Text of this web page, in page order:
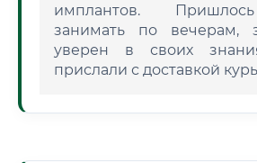
имплантов.
занимать по вечерам,
уверен в своих
прислали с доставкой